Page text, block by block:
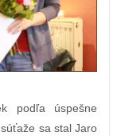
podľa úspešne
sa stal Jaro